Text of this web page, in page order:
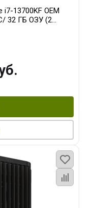
13700KF OEM
32 ГБ ОЗУ (2
384-Bit 3xDP